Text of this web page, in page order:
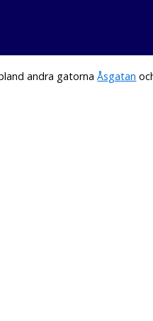
andra gatornaÅsgatan